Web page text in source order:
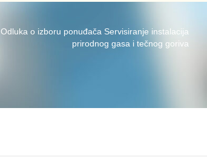
Odluka o izboru ponuđača Servisiranje instalacija
prirodnog gasa i tečnog goriva